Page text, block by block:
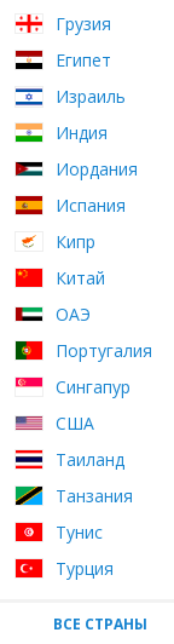
Грузия
Египет
Израиль
Индия
Иордания
Испания
Кипр
Китай
ОАЭ
Португалия
Сингапур
США
Таиланд
Танзания
Тунис
Турция
ВСЕ СТРАНЫ